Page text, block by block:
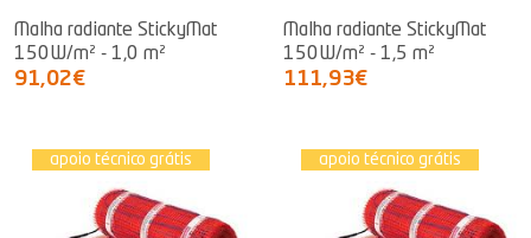
Malha radiante StickyMat
150W/m² - 1,0 m²
91,02€
Malha radiante StickyMat
150W/m² - 1,5 m²
111,93€
apoio técnico grátis apoio técnico grátis